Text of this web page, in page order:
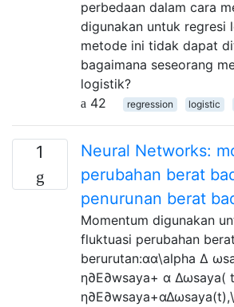
perbedaan dalam cara
digunakan untuk regresi
metode ini tidak dapat
bagaimana seseorang
logistik?
42
regression logistic
1
Neural Networks:
perubahan berat
penurunan berat
Momentum digunakan
fluktuasi perubahan
berurutan:αα\alpha Δ
η∂E∂wsaya+ α Δωsaya(